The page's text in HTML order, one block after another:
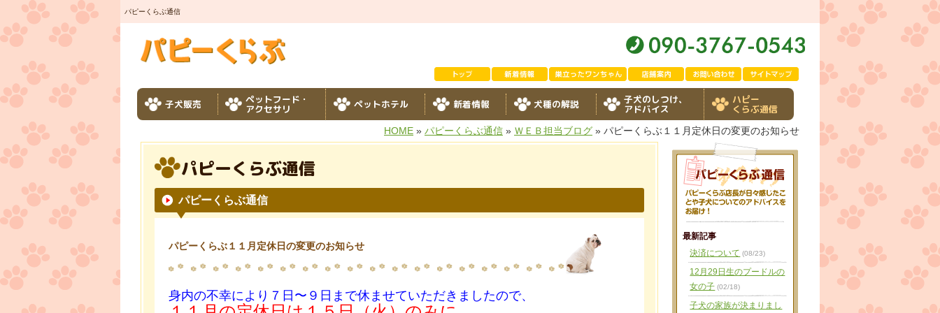
パピーくらぶ通信
子犬販売 ペットフード・
アクセサリ ペットホテル 新着情報 犬種の解説 子犬のしつけ、
アドバイス
ハピー
くらぶ通信
HOME » パピーくらぶ通信 » ＷＥＢ担当ブログ » パピーくらぶ１１月定休日の変更のお知らせ
パピーくらぶ通信
パピーくらぶ通信
パピーくらぶ１１月定休日の変更のお知らせ
身内の不幸により７日〜９日まで休ませていただきましたので、
最新記事
決済について (08/23)
12月29日生のプードルの
女の子 (02/18)
子犬の家族が決まりまし